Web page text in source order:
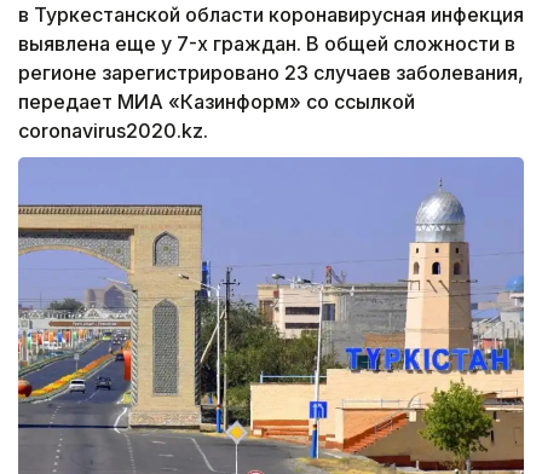
в Туркестанской области коронавирусная инфекция
выявлена еще у 7-х граждан. В общей сложности в
регионе зарегистрировано 23 случаев заболевания,
передает МИА «Казинформ» со ссылкой
coronavirus2020.kz.